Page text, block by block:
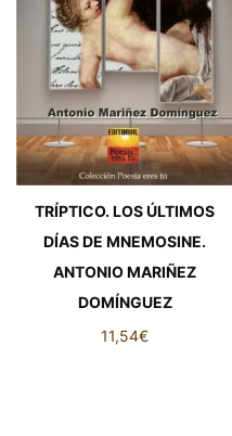
TRÍPTICO. LOS ÚLTIMOS
DÍAS DE MNEMOSINE.
ANTONIO MARIÑEZ
DOMÍNGUEZ
11,54€